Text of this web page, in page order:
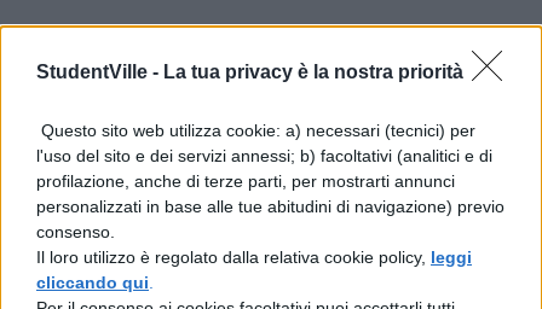
StudentVille - La tua privacy è la nostra priorità
Questo sito web utilizza cookie: a) necessari (tecnici) per
l'uso del sito e dei servizi annessi; b) facoltativi (analitici e di
profilazione, anche di terze parti, per mostrarti annunci
personalizzati in base alle tue abitudini di navigazione) previo
consenso.
Il loro utilizzo è regolato dalla relativa cookie policy, leggi
cliccando qui
Bukowski (ecconeun bell’esempio), o
immagini come quella che consociamo
meglio (eccola ) E gli scrittori italiani? Pochi,
e con qualche sorpresa.
Provate a guardare